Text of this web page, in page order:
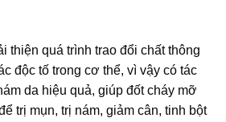
thiện quá trình trao đổi chất thông
độc tố trong cơ thể, vì vậy có tác
da hiệu quả, giúp đốt cháy mỡ
trị mụn, trị nám, giảm cân, tinh bột